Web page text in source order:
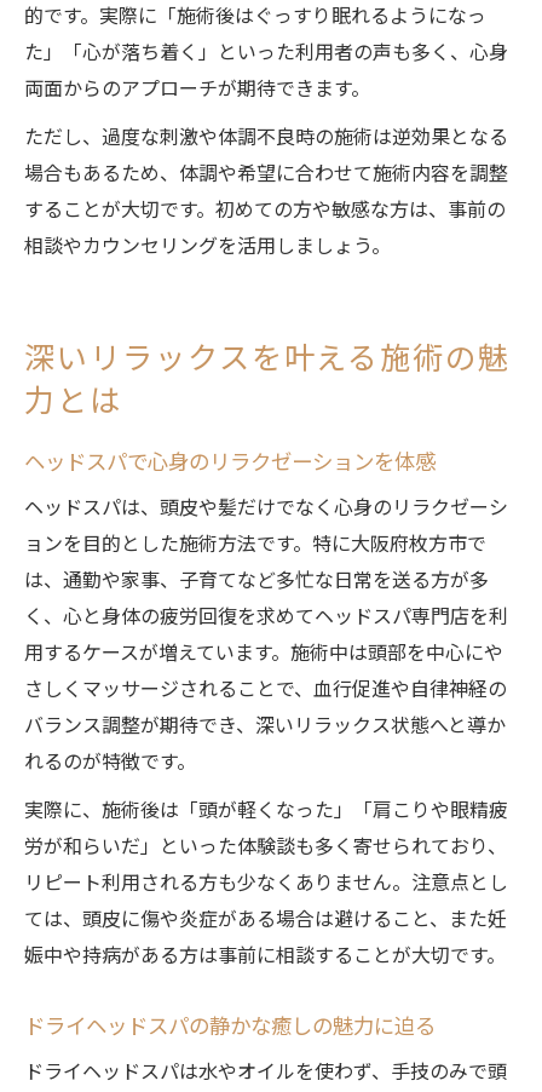
的です。実際に「施術後はぐっすり眠れるようになっ
た」「心が落ち着く」といった利用者の声も多く、心身
両面からのアプローチが期待できます。
ただし、過度な刺激や体調不良時の施術は逆効果となる
場合もあるため、体調や希望に合わせて施術内容を調整
することが大切です。初めての方や敏感な方は、事前の
相談やカウンセリングを活用しましょう。
深いリラックスを叶える施術の魅
力とは
ヘッドスパで心身のリラクゼーションを体感
ヘッドスパは、頭皮や髪だけでなく心身のリラクゼーシ
ョンを目的とした施術方法です。特に大阪府枚方市で
は、通勤や家事、子育てなど多忙な日常を送る方が多
く、心と身体の疲労回復を求めてヘッドスパ専門店を利
用するケースが増えています。施術中は頭部を中心にや
さしくマッサージされることで、血行促進や自律神経の
バランス調整が期待でき、深いリラックス状態へと導か
れるのが特徴です。
実際に、施術後は「頭が軽くなった」「肩こりや眼精疲
労が和らいだ」といった体験談も多く寄せられており、
リピート利用される方も少なくありません。注意点とし
ては、頭皮に傷や炎症がある場合は避けること、また妊
娠中や持病がある方は事前に相談することが大切です。
ドライヘッドスパの静かな癒しの魅力に迫る
ドライヘッドスパは水やオイルを使わず、手技のみで頭